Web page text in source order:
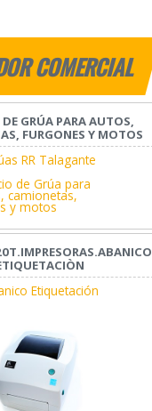
COMERCIAL
DE GRÚA PARA AUTOS,
FURGONES Y MOTOS
RR Talagante
Etiquetación